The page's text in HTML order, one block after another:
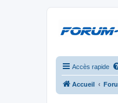
Accès rapide
Accueil